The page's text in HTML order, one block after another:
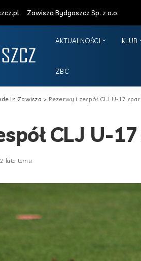
Zawisza Bydgoszcz Sp. z o.o.
AKTUALNOŚCI KLUB
ZBC
in Zawisza > Rezerwy i zespół CLJ U-17
CLJ U-
2 lata temu